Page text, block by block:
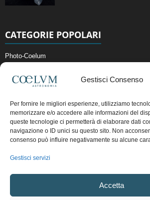
Gestisci Consenso
Per fornire le migliori esperienze, utilizziamo
memorizzare e/o accedere alle informazioni del
queste tecnologie ci permetterà di elaborare dati
navigazione o ID unici su questo sito. Non
consenso può influire negativamente su alcune
Gestisci servizi
Accetta
CATEGORIE POPOLARI
Photo-Coelum
News di Astronomia
Cielo del Mese
Astronomia, Astrofisica e Cosmologia
Articoli e Risorse On-Line
Copyright © 1997 - 2024 vietata la